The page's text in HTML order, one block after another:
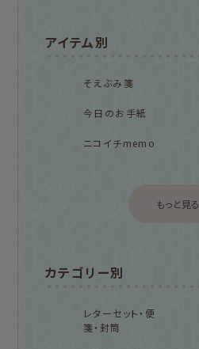
アイテム別
そえぶみ箋
今日のお手紙
ニコイチmemo
もっと見る
カテゴリー別
レターセット・便
箋・封筒